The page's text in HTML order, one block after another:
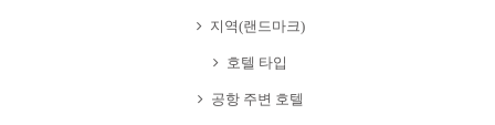
지역(랜드마크)
호텔 타입
공항 주변 호텔